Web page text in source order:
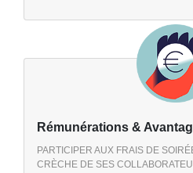
Rémunérations &
PARTICIPER AUX FRAIS DE
CRÈCHE DE SES